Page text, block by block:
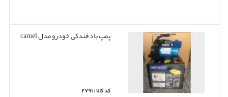
پمپ باد فندکی خودرو مدل camel
کد کالا : ۲۷۹۱